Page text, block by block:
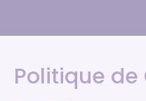
Politique